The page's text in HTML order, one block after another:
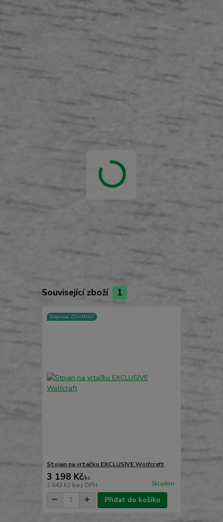
Související zboží 1
Doprava ZDARMA
Stojan na vrtačku EXCLUSIVE Wolfcraft
3 198 Kč/ks
2 643 Kč bez DPH Skladem
Přidat do košíku